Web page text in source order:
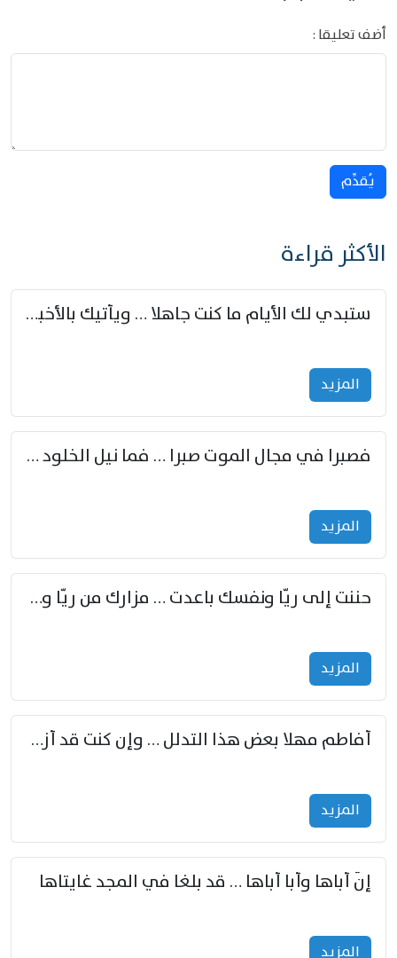
أضف تعليقا :
يُقدِّم
الأكثر قراءة
ستبدي لك الأيام ما كنت جاهلا … ويأتيك بالأخبار من لم تزوّد
المزید
فصبرا في مجال الموت صبرا … فما نيل الخلود بمستطاع
المزید
حننت إلى ريّا ونفسك باعدت … مزارك من ريّا وشعباكما معا
المزید
أفاطم مهلا بعض هذا التدلل … وإن كنت قد أزمعت صرمي فأجملي
المزید
إنّ أباها وأبا أباها … قد بلغا في المجد غايتاها
المزید